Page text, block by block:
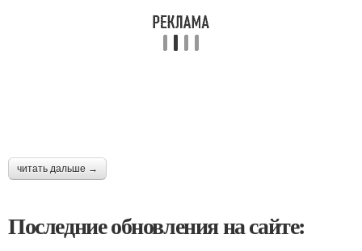
читать дальше →
Последние обновления на сайте: